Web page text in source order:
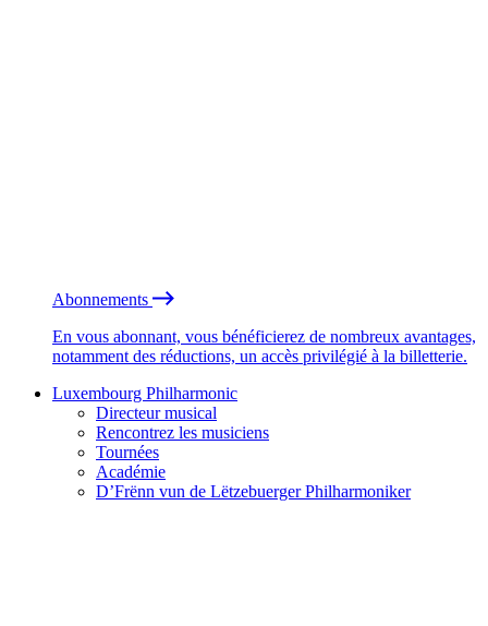
Abonnements
En vous abonnant, vous bénéficierez de nombreux avantages,
notamment des réductions, un accès privilégié à la billetterie.
Luxembourg Philharmonic
Directeur musical
Rencontrez les musiciens
Tournées
Académie
D’Frënn vun de Lëtzebuerger Philharmoniker